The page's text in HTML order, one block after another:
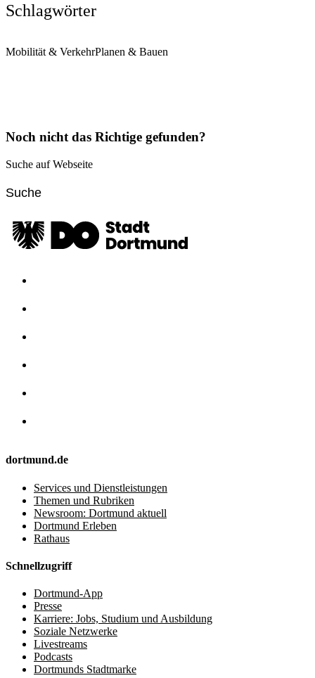
Schlagwörter
Mobilität & VerkehrPlanen & Bauen
Noch nicht das Richtige gefunden?
Suche auf Webseite
dortmund.de
Services und Dienstleistungen
Themen und Rubriken
Newsroom: Dortmund aktuell
Dortmund Erleben
Rathaus
Schnellzugriff
Dortmund-App
Presse
Karriere: Jobs, Studium und Ausbildung
Soziale Netzwerke
Livestreams
Podcasts
Dortmunds Stadtmarke